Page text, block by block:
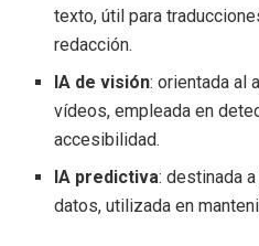
texto, útil para
redacción.
IA de visión: orientada al
vídeos, empleada en
accesibilidad.
IA predictiva: destinada
datos, utilizada en